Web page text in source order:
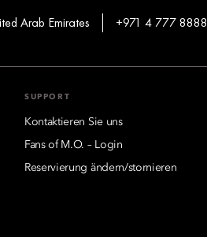
Arab Emirates +971 4 777 8888
SUPPORT
Kontaktieren Sie uns
Fans of M.O. – Login
Reservierung ändern/stornieren